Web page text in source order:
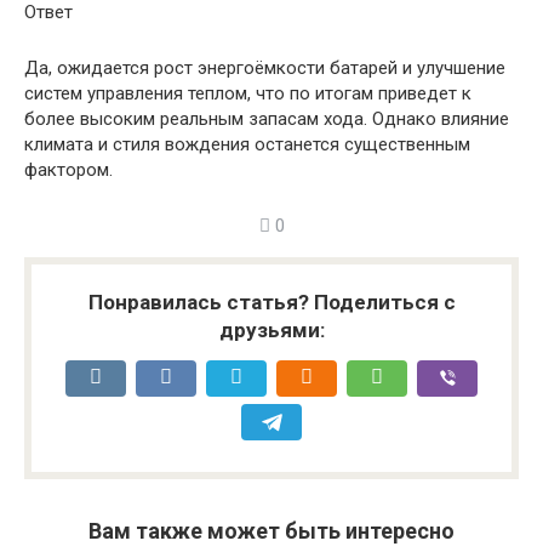
Ответ
Да, ожидается рост энергоёмкости батарей и улучшение
систем управления теплом, что по итогам приведет к
более высоким реальным запасам хода. Однако влияние
климата и стиля вождения останется существенным
фактором.
0
Понравилась статья? Поделиться с
друзьями:
Вам также может быть интересно